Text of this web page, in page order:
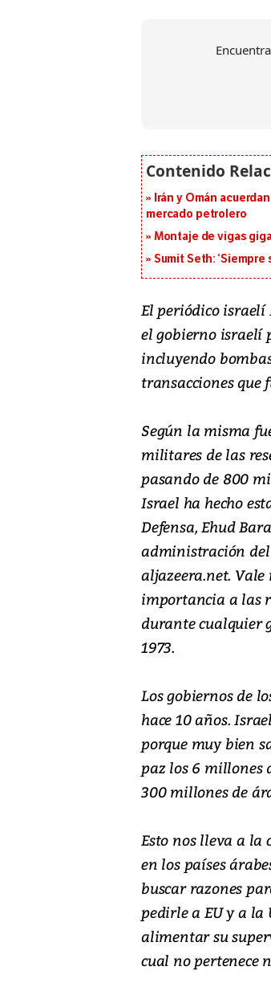
Irán y Omán
mercado petrolero
Montaje de vigas
Sumit Seth: ‘Siempre
El periódico israelí
el gobierno israelí
incluyendo
transacciones que
Según la misma
militares de las
pasando de 800
Israel ha hecho
Defensa, Ehud
administración del
aljazeera.net.
importancia a las
durante cualquier
1973.
Los gobiernos de
hace 10 años.
porque muy bien
paz los 6 millones
300 millones de
Esto nos lleva a la
en los países
buscar razones
pedirle a EU y a
alimentar su
cual no pertenece